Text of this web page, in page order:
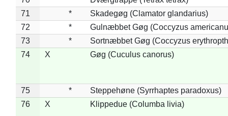
71
*
Skadegøg (Clamator glandarius)
72
*
Gulnæbbet Gøg (Coccyzus
73
*
Sortnæbbet Gøg (Coccyzus
74
X Gøg (Cuculus canorus)
75 *
Steppehøne (Syrrhaptes paradoxus)
76
X Klippedue (Columba livia)